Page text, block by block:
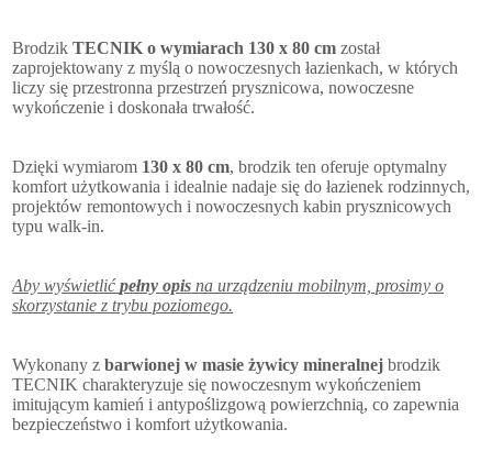
BrodzikTECNIK o wymiarach 130 x 80 cm został
zaprojektowany z myślą o nowoczesnych łazienkach, w których
liczy się przestronna przestrzeń prysznicowa, nowoczesne
wykończenie i doskonała trwałość.
Dzięki wymiarom 130 x 80 cm, brodzik ten oferuje optymalny
komfort użytkowania i idealnie nadaje się do łazienek rodzinnych,
projektów remontowych i nowoczesnych kabin prysznicowych
typu walk-in.
Aby wyświetlićpełny opis na urządzeniu mobilnym, prosimy o
skorzystanie z trybu poziomego.
Wykonany zbarwionej w masie żywicy mineralnej brodzik
TECNIK charakteryzuje się nowoczesnym wykończeniem
imitującym kamień i antypoślizgową powierzchnią, co zapewnia
bezpieczeństwo i komfort użytkowania.